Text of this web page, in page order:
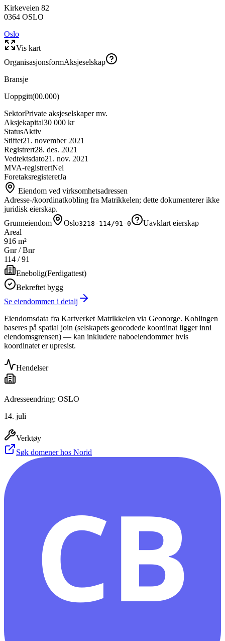
Kirkeveien 82
0364 OSLO
Oslo
Vis kart
OrganisasjonsformAksjeselskap
Bransje
Uoppgitt(00.000)
SektorPrivate aksjeselskaper mv.
Aksjekapital30 000 kr
StatusAktiv
Stiftet21. november 2021
Registrert28. des. 2021
Vedtektsdato21. nov. 2021
MVA-registrertNei
ForetaksregisteretJa
Eiendom ved virksomhetsadressen
Adresse-/koordinatkobling fra Matrikkelen; dette dokumenterer ikke
juridisk eierskap.
Grunneiendom
Oslo3218-114/91-0
Uavklart eierskap
Areal
916 m²
Gnr / Bnr
114 /91
Enebolig(Ferdigattest)
Bekreftet bygg
Se eiendommen i detalj
Eiendomsdata fra Kartverket Matrikkelen via Geonorge. Koblingen
baseres på spatial join (selskapets geocodede koordinat ligger inni
eiendomsgrensen) — kan inkludere naboeiendommer hvis
koordinatet er upresist.
Hendelser
Adresseendring: OSLO
14. juli
Verktøy
Søk domener hos Norid
CB